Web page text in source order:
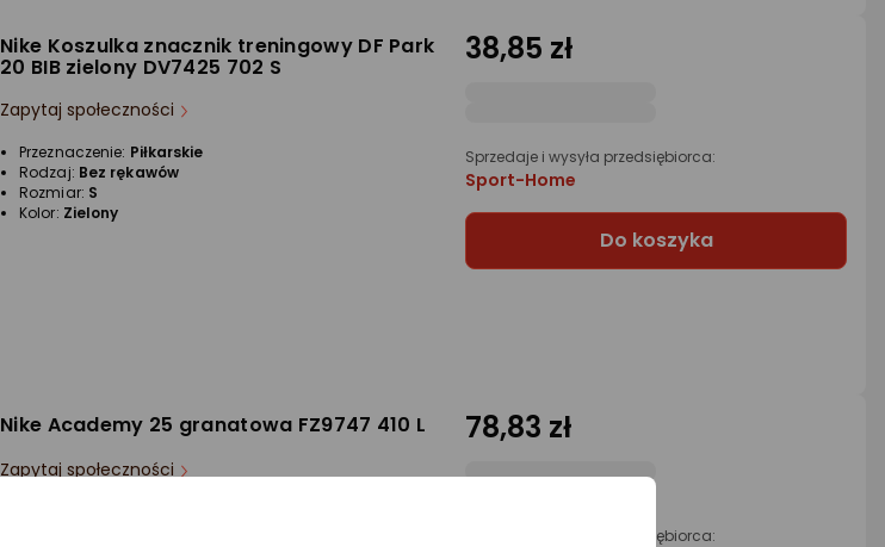
Nike Koszulka znacznik treningowy DF Park
20 BIB zielony DV7425 702 S
Zapytaj społeczności
Przeznaczenie: Piłkarskie
Rodzaj: Bez rękawów
Rozmiar: S
Kolor: Zielony
38,85 zł
Sprzedaje i wysyła przedsiębiorca:
Sport-Home
Do koszyka
Nike Academy 25 granatowa FZ9747 410 L
Zapytaj społeczności
78,83 zł
Sprzedaje i wysyła przedsiębiorca: